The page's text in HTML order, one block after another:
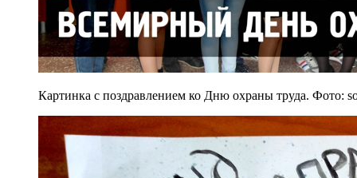
Картинка с поздравлением ко Дню охраны труда. Фото: